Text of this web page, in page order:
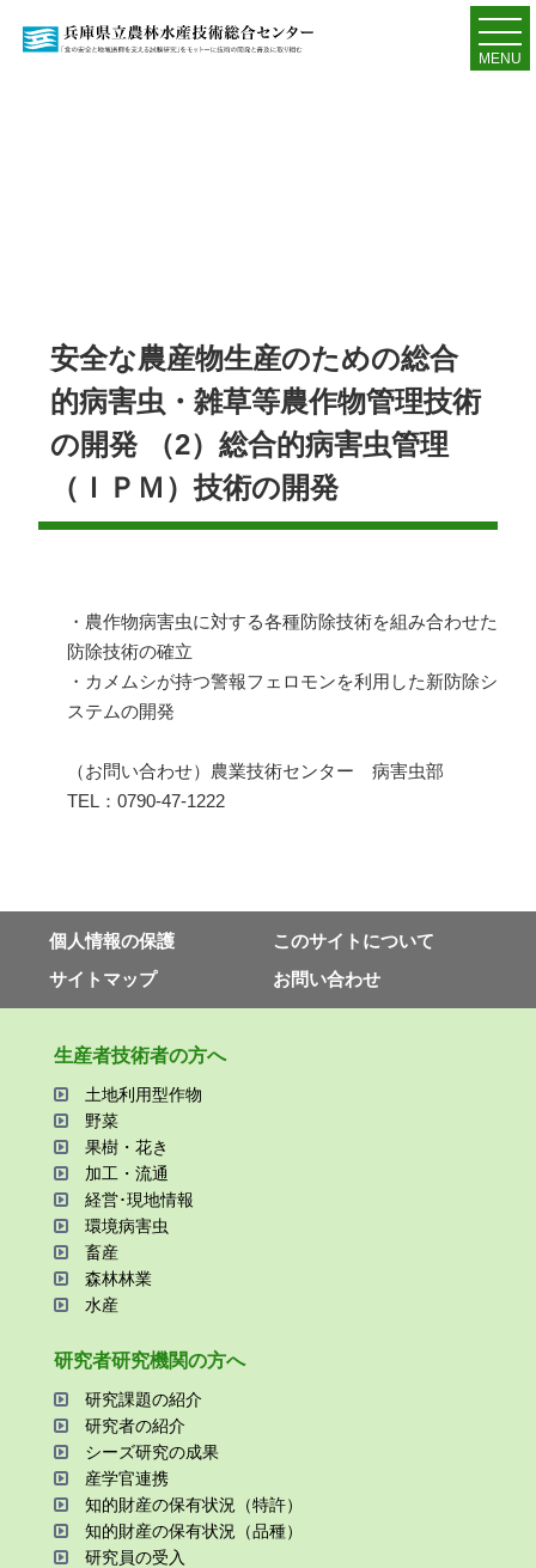
MENU
安全な農産物生産のための総合
的病害虫・雑草等農作物管理技術
の開発 （2）総合的病害虫管理
（ＩＰＭ）技術の開発
・農作物病害虫に対する各種防除技術を組み合わせた
防除技術の確立
・カメムシが持つ警報フェロモンを利用した新防除シ
ステムの開発
（お問い合わせ）農業技術センター 病害虫部
TEL：0790-47-1222
個⼈情報の保護
このサイトについて
サイトマップ
お問い合わせ
⽣産者技術者の⽅へ
⼟地利⽤型作物
野菜
果樹・花き
加⼯・流通
経営･現地情報
環境病害⾍
畜産
森林林業
⽔産
研究者研究機関の⽅へ
研究課題の紹介
研究者の紹介
シーズ研究の成果
産学官連携
知的財産の保有状況（特許）
知的財産の保有状況（品種）
研究員の受⼊